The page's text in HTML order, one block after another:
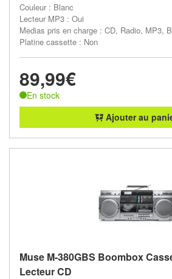
Couleur : Blanc
Lecteur MP3 : Oui
Medias pris en charge : CD, Radio, MP3,
Platine cassette : Non
89,99€
En stock
Ajouter au
Muse M-380GBS Boombox
Lecteur CD